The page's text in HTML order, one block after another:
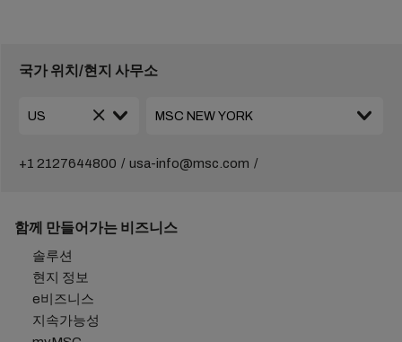
국가 위치/현지 사무소
+1 2127644800 usa-info@msc.com
함께 만들어가는 비즈니스
솔루션
현지 정보
e비즈니스
지속가능성